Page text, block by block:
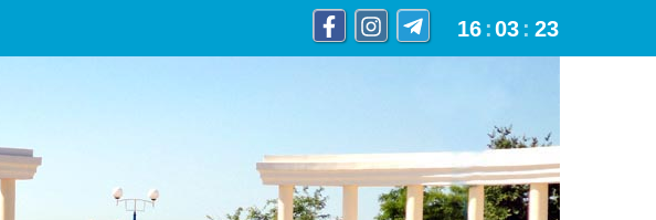
16 :03 : 24